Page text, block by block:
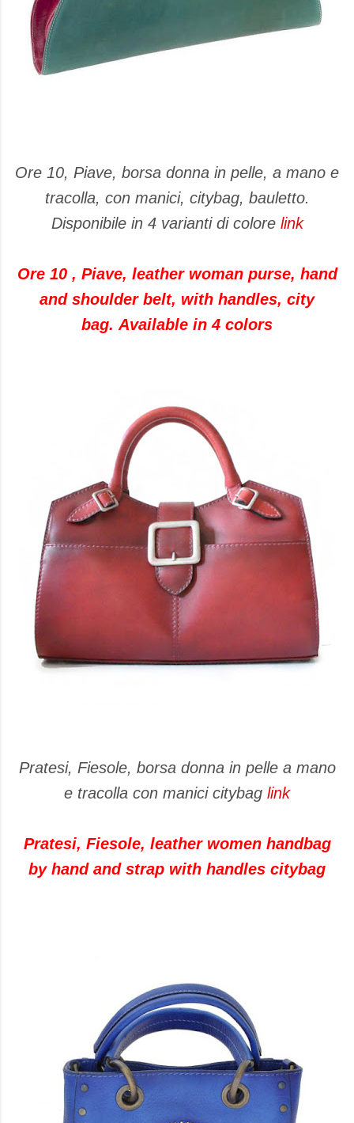
Ore 10, Piave, borsa donna in pelle, a mano e
tracolla, con manici, citybag, bauletto.
Disponibile in 4 varianti di colore link
Ore 10 , Piave, leather woman purse, hand
and shoulder belt, with handles, city
bag. Available in 4 colors
Pratesi, Fiesole, borsa donna in pelle a mano
e tracolla con manici citybag link
Pratesi, Fiesole, leather women handbag
by hand and strap with handles citybag